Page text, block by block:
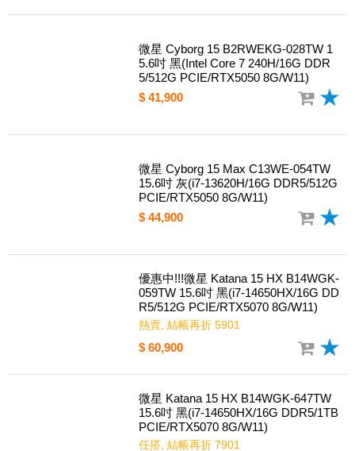
5.6吋 黑(i7-14700HX/16G DDR5/1TB
PCIE/RTX5060 8G/W11)
任搭, 結帳再折 4901
$ 54,900
微星 Cyborg 15 B2RWEKG-028TW 1
5.6吋 黑(Intel Core 7 240H/16G DDR
5/512G PCIE/RTX5050 8G/W11)
$ 41,900
微星 Cyborg 15 Max C13WE-054TW
15.6吋 灰(i7-13620H/16G DDR5/512G
PCIE/RTX5050 8G/W11)
$ 44,900
優惠中!!!微星 Katana 15 HX B14WGK-
059TW 15.6吋 黑(i7-14650HX/16G DD
R5/512G PCIE/RTX5070 8G/W11)
熱賣, 結帳再折 5901